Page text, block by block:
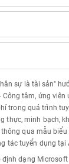
sự là tài sản"
tâm, ứng viên
trong quá trình
thực, minh bạch,
qua mẫu
tác tuyển dụng tại
dạng Microsoft